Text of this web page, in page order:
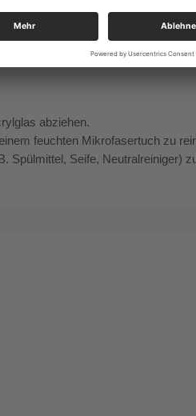
abziehen.
feuchten Mikrofasertuch zu
Spülmittel, Seife, Neutralreiniger)